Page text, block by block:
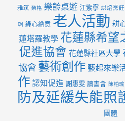
雅筑 榮格 樂齡桌遊 江紫寧 烘焙烹飪
輯 綠心繪意 老人活動 耕
蓮塔羅教學 花蓮縣希望
促進協會 花蓮縣社區大學
協會 藝術創作藝起來樂
作 認知促進 謝惠雯 讀書會 陳柏瑜
防及延緩失能照
團體